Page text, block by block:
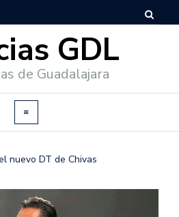
GDL
de Guadalajara
nuevo DT de Chivas